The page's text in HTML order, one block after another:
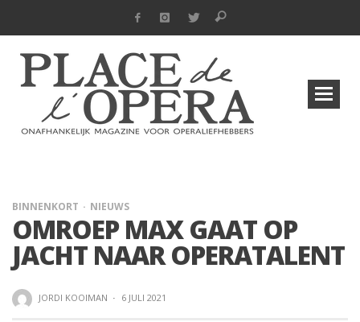
BINNENKORT NIEUWS
OMROEP MAX GAAT OP
JACHT NAAR OPERATALENT
JORDI KOOIMAN · 6 JULI 2021